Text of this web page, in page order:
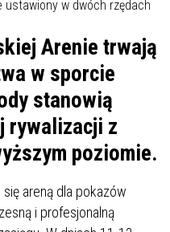
Arenie trwają
w sporcie
stanowią
rywalizacji z
poziomie.
areną dla pokazów
i profesjonalną